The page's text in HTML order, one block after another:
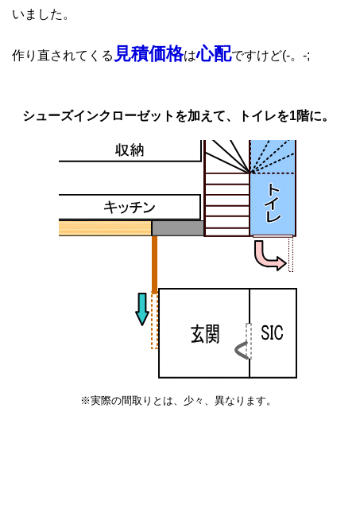
いました。
作り直されてくる 見積価格は心配ですけど(-。-;
シューズインクローゼットを加えて、トイレを1階に。
※実際の間取りとは、少々、異なります。